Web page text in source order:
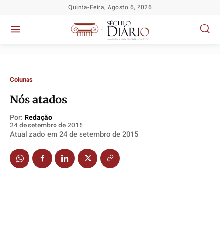
Política
Socioeconômicas
TV Século
Política
Socioeconômicas
TV Século
Política
Socioeconômicas
TV Século
Política
Socioeconômicas
TV Século
Quinta-Feira, Agosto 6, 2026
Colunas
Nós atados
Por: Redação
24 de setembro de 2015
Atualizado em 24 de setembro de 2015